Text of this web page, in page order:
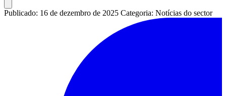
Publicado: 16 de dezembro de 2025 Categoria: Notícias do sector